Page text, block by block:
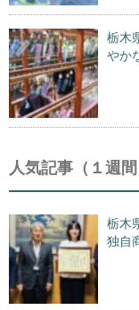
栃木
やか
人気記事（１週間
栃木
独自